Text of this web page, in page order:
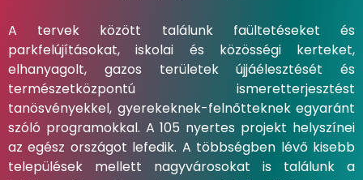
A tervek között találunk faültetéseket és
parkfelújításokat, iskolai és közösségi kerteket,
elhanyagolt, gazos területek újjáélesztését és
természetközpontú ismeretterjesztést
tanösvényekkel, gyerekeknek-felnőtteknek egyaránt
szóló programokkal. A 105 nyertes projekt helyszínei
az egész országot lefedik. A többségben lévő kisebb
települések mellett nagyvárosokat is találunk a